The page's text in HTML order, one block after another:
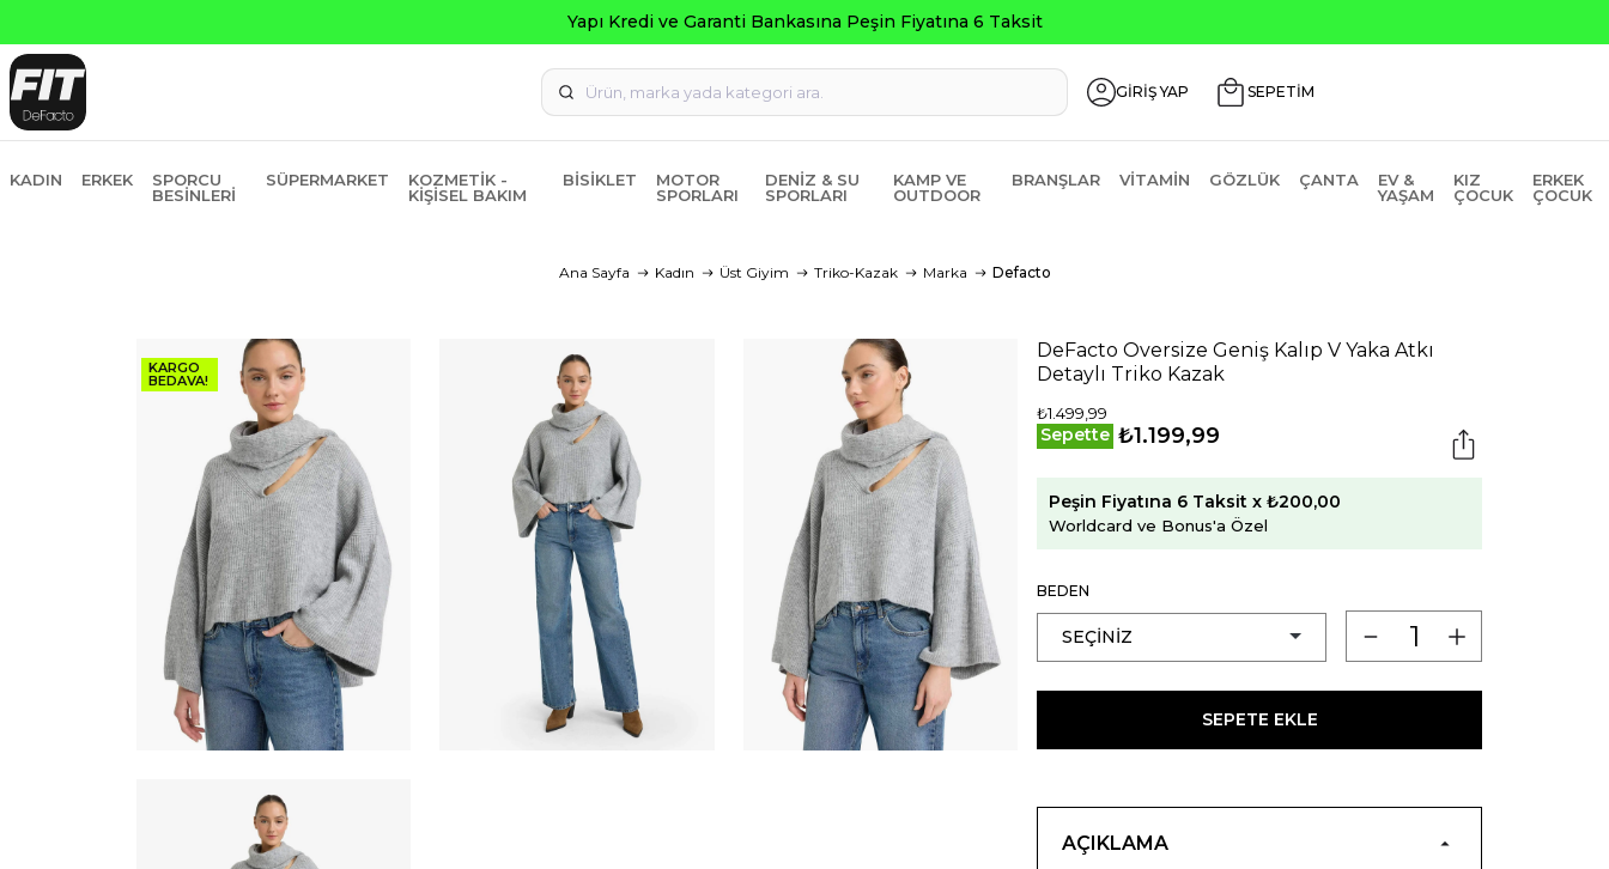
GİRİŞ YAP SEPETİM
KADIN ERKEK
SPORCU
BESINLERI
SÜPERMARKET
KOZMETIK -
KIŞISEL BAKIM
BISIKLET
MOTOR
SPORLARI
DENIZ & SU
SPORLARI
KAMP VE
OUTDOOR
BRANŞLAR VITAMIN GÖZLÜK ÇANTA
EV &
YAŞAM
KIZ
ÇOCUK
ERKEK
ÇOCUK
Ana Sayfa Kadın Üst Giyim Triko-Kazak Marka Defacto
KARGO
BEDAVA!
DeFacto Oversize Geniş Kalıp V Yaka Atkı
Detaylı Triko Kazak
₺1.499,99
Sepette ₺1.199,99
Peşin Fiyatına 6 Taksit x ₺200,00
Worldcard ve Bonus'a Özel
BEDEN
SEPETE EKLE
AÇIKLAMA